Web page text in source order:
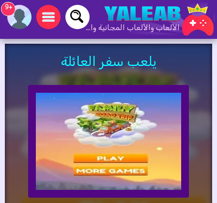
الألعاب والألعاب المجانية والألعاب عبر الإنترنت
+9
يلعب سفر العائلة